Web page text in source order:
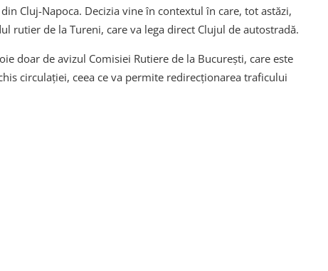
Cluj-Napoca. Decizia vine în contextul în care, tot astăzi,
rutier de la Tureni, care va lega direct Clujul de autostradă.
doar de avizul Comisiei Rutiere de la București, care este
circulației, ceea ce va permite redirecționarea traficului